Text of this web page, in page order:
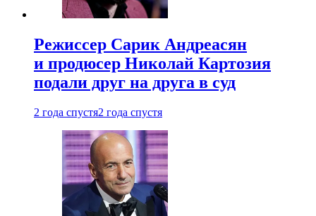
Режиссер Сарик Андреасян
и продюсер Николай Картозия
подали друг на друга в суд
2 года спустя2 года спустя